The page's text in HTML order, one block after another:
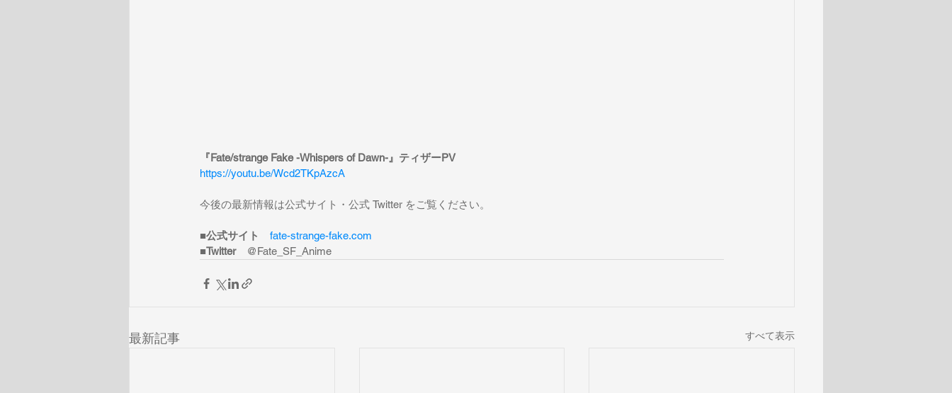
『Fate/strange Fake -Whispers of Dawn-』ティザーPV
https://youtu.be/Wcd2TKpAzcA
今後の最新情報は公式サイト・公式 Twitter をご覧ください。
■公式サイト fate-strange-fake.com
■Twitter
@Fate_SF_Anime
最新記事 すべて表示